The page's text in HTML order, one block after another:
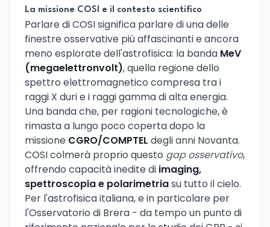
La missione COSI e il contesto scientifico
Parlare di COSI significa parlare di una delle
finestre osservative più affascinanti e ancora
meno esplorate dell'astrofisica: la banda MeV
(megaelettronvolt), quella regione dello
spettro elettromagnetico compresa tra i
raggi X duri e i raggi gamma di alta energia.
Una banda che, per ragioni tecnologiche, è
rimasta a lungo poco coperta dopo la
missione CGRO/COMPTEL degli anni Novanta.
COSI colmerà proprio questo gap osservativo,
offrendo capacità inedite di imaging,
spettroscopia e polarimetriasu tutto il cielo.
Per l'astrofisica italiana, e in particolare per
l'Osservatorio di Brera - da tempo un punto di